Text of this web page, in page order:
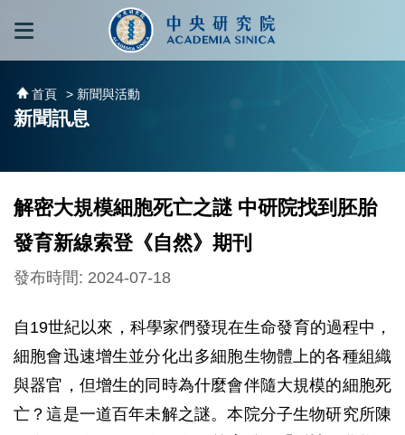
跳到主要內容區塊
首頁 > 新聞與活動
新聞訊息
解密大規模細胞死亡之謎 中研院找到胚胎
發育新線索登《自然》期刊
發布時間: 2024-07-18
自19世紀以來，科學家們發現在生命發育的過程中，
細胞會迅速增生並分化出多細胞生物體上的各種組織
與器官，但增生的同時為什麼會伴隨大規模的細胞死
亡？這是一道百年未解之謎。本院分子生物研究所陳